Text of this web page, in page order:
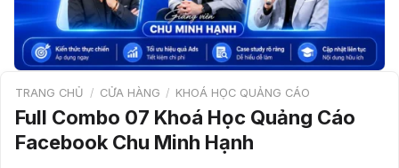
TRANG CHỦ / CỬA HÀNG / KHOÁ HỌC QUẢNG CÁO
Full Combo 07 Khoá Học Quảng Cáo
Facebook Chu Minh Hạnh